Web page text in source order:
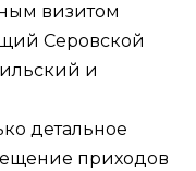
визитом
Серовской
и
детальное
приходов